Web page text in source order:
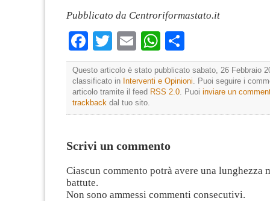
Pubblicato da Centroriformastato.it
Facebook
Twitter
EmailWhatsApp
Questo articolo è stato pubblicato sabato, 26 Febbraio
classificato in Interventi e Opinioni . Puoi seguire i
articolo tramite il feed RSS 2.0 . Puoi inviare un
trackback dal tuo sito.
Scrivi un commento
Ciascun commento potrà avere una lunghezza
battute.
Non sono ammessi commenti consecutivi.